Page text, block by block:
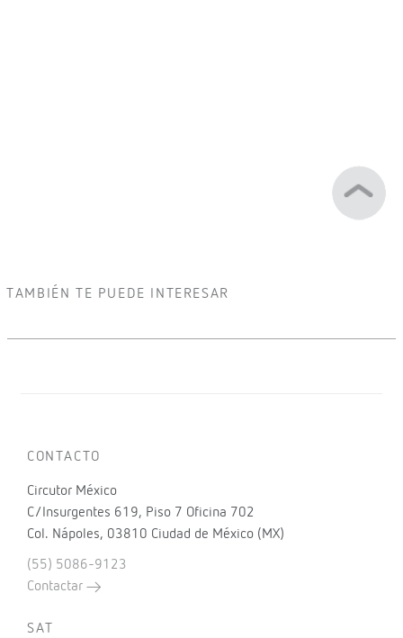
TAMBIÉN TE PUEDE INTERESAR
CONTACTO
Circutor México
C/Insurgentes 619, Piso 7 Oficina 702
Col. Nápoles, 03810 Ciudad de México (MX)
(55) 5086-9123
Contactar
SAT